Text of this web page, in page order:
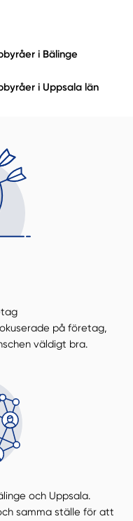
i Bälinge
i Uppsala län
på företag,
väldigt bra.
och Uppsala.
samma ställe för att